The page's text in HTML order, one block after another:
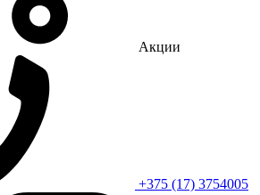
Акции
+375 (17) 3754005